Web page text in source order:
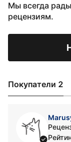
Мы всегда
рецензиям.
Покупатели 2